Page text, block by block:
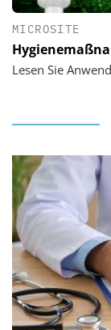
MICROSITE
Lesen Sie